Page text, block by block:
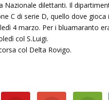
Nazionale dilettanti. Il
C di serie D, quello dove gioca
4 marzo. Per i bluamaranto
col S.Luigi.
col Delta Rovigo.